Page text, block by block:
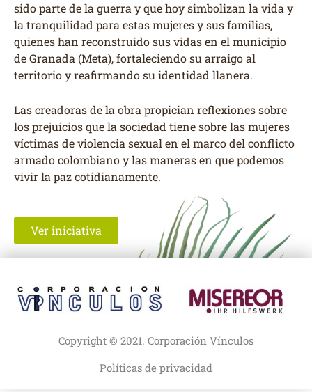
sido parte de la guerra y que hoy simbolizan la vida y
la tranquilidad para estas mujeres y sus familias,
quienes han reconstruido sus vidas en el municipio
de Granada (Meta), fortaleciendo su arraigo al
territorio y reafirmando su identidad llanera.
Las creadoras de la obra propician reflexiones sobre
los prejuicios que la sociedad tiene sobre las mujeres
víctimas de violencia sexual en el marco del conflicto
armado colombiano y las maneras en que podemos
vivir la paz cotidianamente.
Ver iniciativa
Copyright © 2021. Corporación Vínculos
Políticas de privacidad